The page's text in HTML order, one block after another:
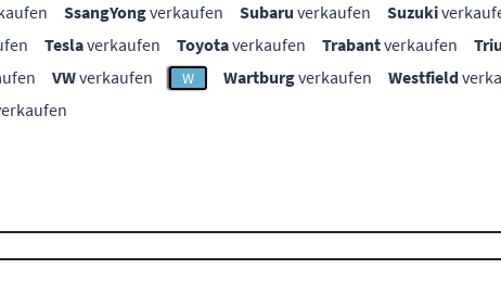
SsangYongverkaufen Subaru verkaufen Suzuki
Teslaverkaufen Toyotaverkaufen Trabantverkaufen
VWverkaufen W Wartburgverkaufen Westfield